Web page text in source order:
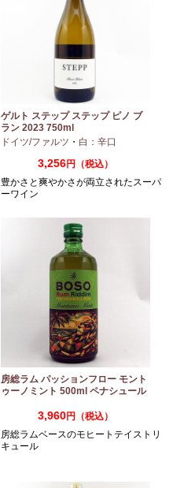
ゲルト ステップ ステップ ピノ ブ
ラン 2023 750ml
ドイツ/ファルツ ・ 白：辛口
3,256円（税込）
豊かさと爽やかさが両立されたスーパ
ーワイン
房総ラム パッションフロー モント
ゥーノミント 500ml ペナシュール
3,960円（税込）
房総ラムベースのモヒートテイストリ
キュール